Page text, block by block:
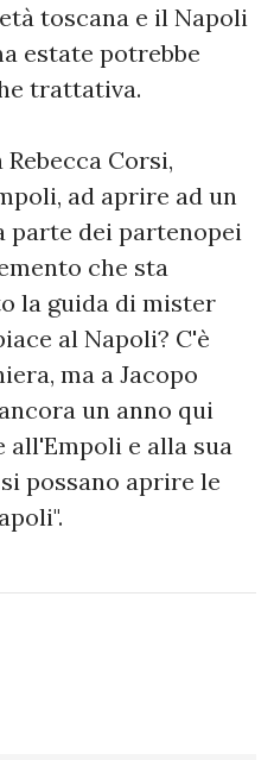
toscana e il Napoli
estate potrebbe
trattativa.
Corsi,
ad aprire ad un
parte dei partenopei
che sta
la guida di mister
al Napoli? C'è
ma a Jacopo
un anno qui
all'Empoli e alla sua
possano aprire le